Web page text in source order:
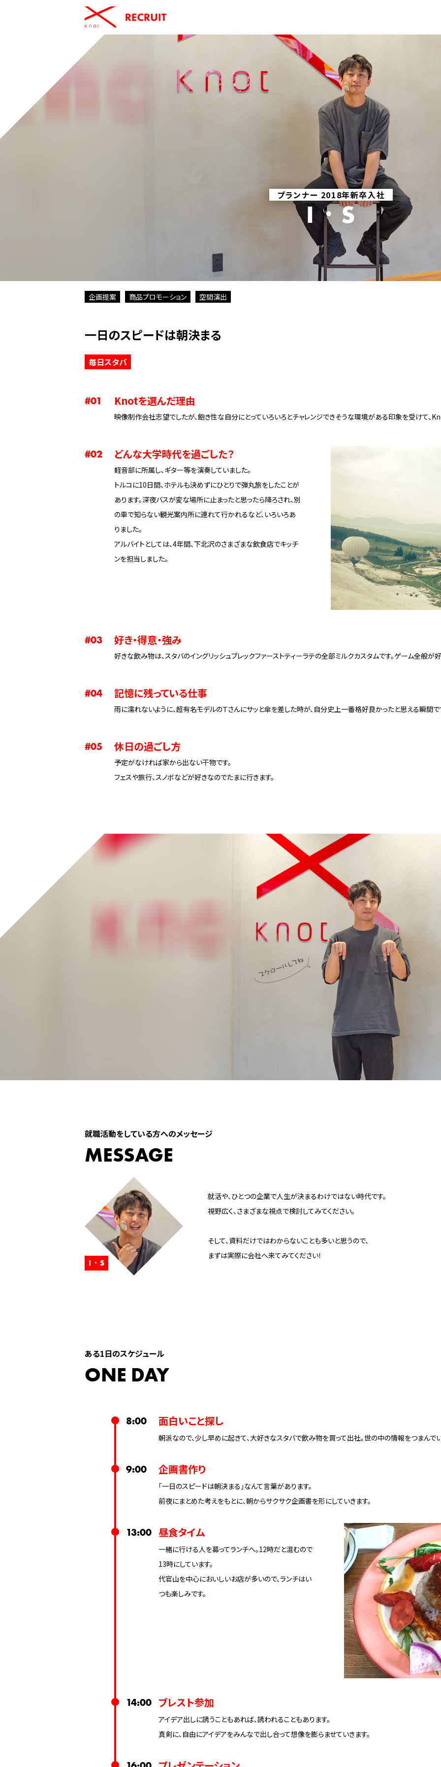
knot
RECRUIT
プランナー 2018年新卒入社
I・S
企画提案 商品プロモーション 空間演出
一日のスピードは朝決まる
毎日スタバ
#01 Knotを選んだ理由
映像制作会社志望でしたが、飽き性な自分にとっていろいろとチャレンジできそうな環境がある印象を受けて、
#02 どんな大学時代を過ごした？
軽音部に所属し、ギター等を演奏していました。
トルコに10日間、ホテルも決めずにひとりで弾丸旅をしたことが
あります。深夜バスが変な場所に止まったと思ったら降ろされ、別
の車で知らない観光案内所に連れて行かれるなど、いろいろあ
りました。
アルバイトとしては、4年間、下北沢のさまざまな飲食店でキッチ
ンを担当しました。
#03 好き・得意・強み
好きな飲み物は、スタバのイングリッシュブレックファーストティーラテの全部ミルクカスタムです。ゲーム全般が好
#04 記憶に残っている仕事
雨に濡れないように、超有名モデルのＴさんにサッと傘を差した時が、自分史上一番格好良かったと思える瞬間で
#05 休日の過ごし方
予定がなければ家から出ない干物です。
フェスや旅行、スノボなどが好きなのでたまに行きます。
就職活動をしている方へのメッセージ
MESSAGE
I・S
就活や、ひとつの企業で人生が決まるわけではない時代です。
視野広く、さまざまな視点で検討してみてください。
そして、資料だけではわからないことも多いと思うので、
まずは実際に会社へ来てみてください！
ある1日のスケジュール
ONE DAY
8:00 面白いこと探し
朝派なので、少し早めに起きて、大好きなスタバで飲み物を買って出社。世の中の情報をつまんでい
9:00 企画書作り
「一日のスピードは朝決まる」なんて言葉があります。
前夜にまとめた考えをもとに、朝からサクサク企画書を形にしていきます。
13:00 昼食タイム
一緒に行ける人を募ってランチへ。12時だと混むので
13時にしています。
代官山を中心においしいお店が多いので、ランチはい
つも楽しみです。
14:00 ブレスト参加
アイデア出しに誘うこともあれば、誘われることもあります。
真剣に、自由にアイデアをみんなで出し合って想像を膨らませていきます。